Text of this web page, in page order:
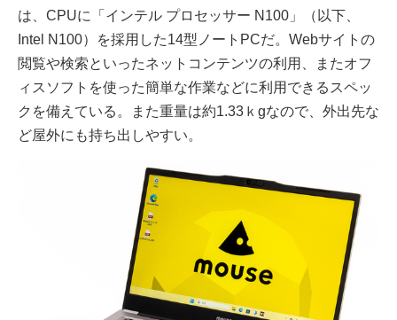
は、CPUに「インテル プロセッサー N100」（以下、
Intel N100）を採用した14型ノートPCだ。Webサイトの
閲覧や検索といったネットコンテンツの利用、またオフ
ィスソフトを使った簡単な作業などに利用できるスペッ
クを備えている。また重量は約1.33ｋgなので、外出先な
ど屋外にも持ち出しやすい。